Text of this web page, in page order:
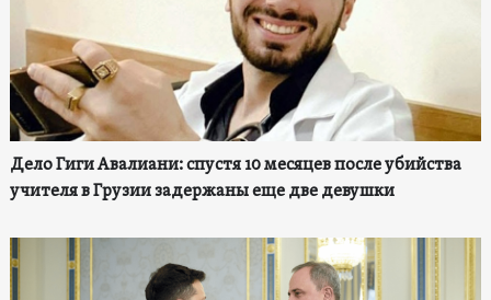
Дело Гиги Авалиани: спустя 10 месяцев после убийства
учителя в Грузии задержаны еще две девушки